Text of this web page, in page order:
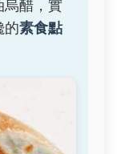
烏醋，實
的素食點